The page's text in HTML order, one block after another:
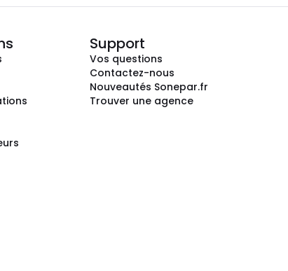
Support
Vos questions
Contactez-nous
Nouveautés Sonepar.fr
Trouver une agence